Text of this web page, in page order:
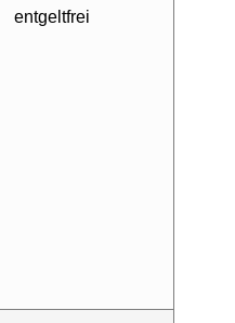
entgeltfrei